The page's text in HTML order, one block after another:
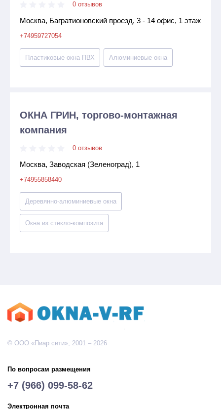
0 отзывов
Москва, Багратионовский проезд, 3 - 14 офис, 1 этаж
+74959727054
Пластиковые окна ПВХ Алюминиевые окна
ОКНА ГРИН, торгово-монтажная
компания
0 отзывов
Москва, Заводская (Зеленоград), 1
+74955858440
Деревянно-алюминиевые окна
Окна из стекло-композита
© ООО «Пиар сити», 2001 – 2026
По вопросам размещения
+7 (966) 099-58-62
Электронная почта